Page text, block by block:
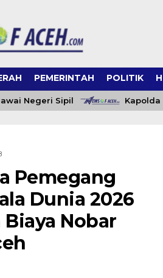
PEMERINTAH POLITIK
Negeri Sipil Kapolda
Pemegang
Dunia 2026
Nobar